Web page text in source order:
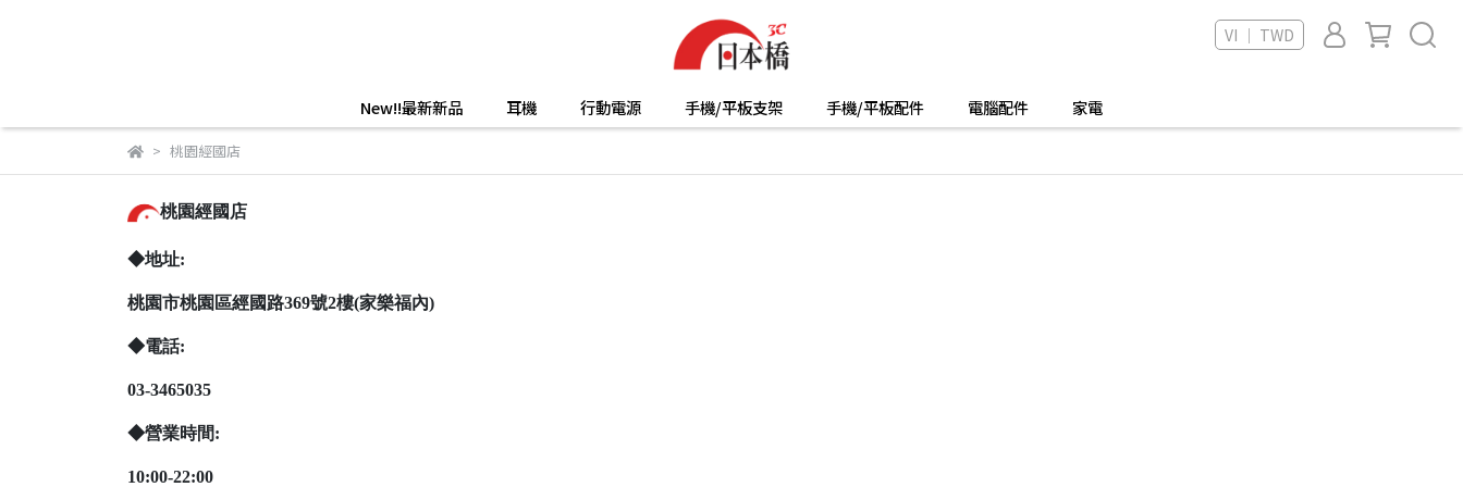
VI ｜ TWD
New!!最新新品 耳機 行動電源 手機/平板支架 手機/平板配件 電腦配件 家電
桃園經國店
桃園經國店
◆地址:
桃園市桃園區經國路369號2樓(家樂福內)
◆電話:
03-3465035
◆營業時間:
10:00-22:00